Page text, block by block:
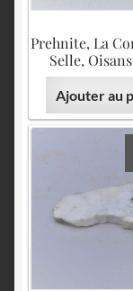
Prehnite, La
Selle,
Ajouter au